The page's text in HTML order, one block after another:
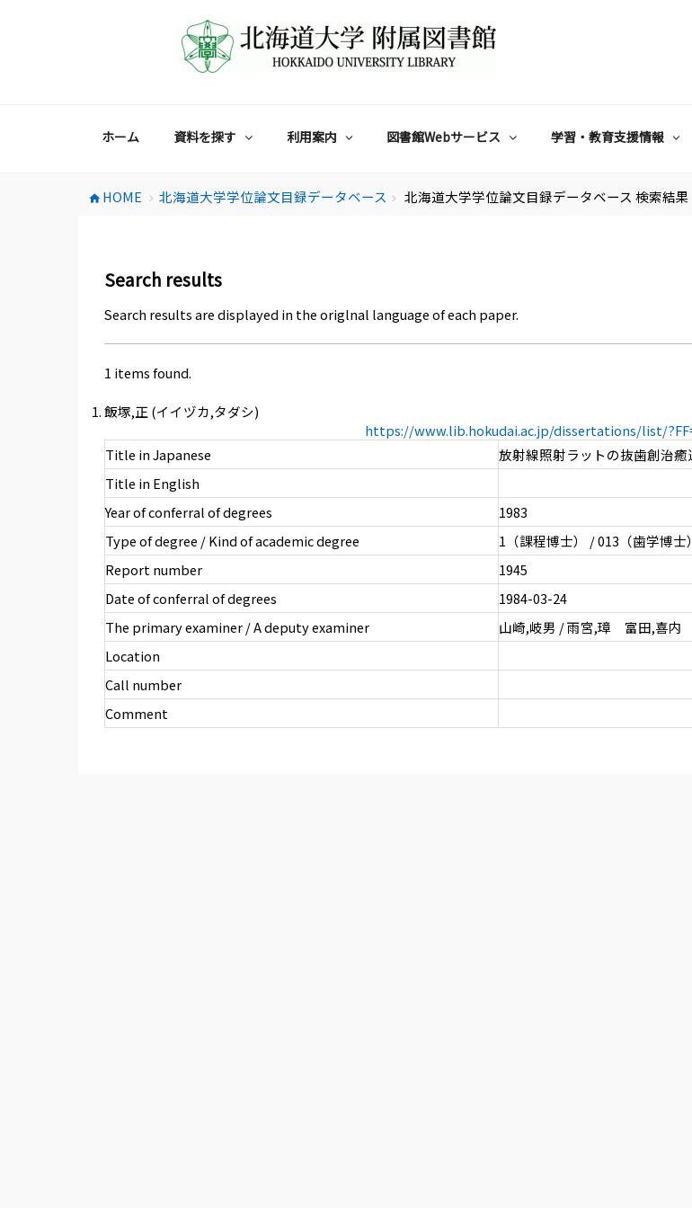
ホーム 資料を探す 利用案内 図書館Webサービス 学習・教育支援情報
home HOME chevron_right 北海道大学学位論文目録データベース chevron_right 北海道大学学位論文目録データベース 検索結果
Search results
Search results are displayed in the origlnal language of each paper.
1 items found.
飯塚,正 (イイヅカ,タダシ)
https://www.lib.hokudai.ac.jp/dissertations/list/
Title in Japanese
放射線照射ラットの抜歯創治
Title in English
Year of conferral of degrees
1983
Type of degree / Kind of academic degree
1（課程博士） / 013（歯学博士）
Report number
1945
Date of conferral of degrees
1984-03-24
The primary examiner / A deputy examiner
山崎,岐男 / 雨宮,璋 富田,喜内
Location
Call number
Comment